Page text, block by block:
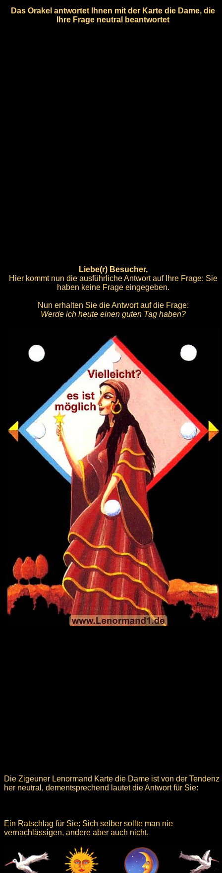
Das Orakel antwortet Ihnen mit der Karte die Dame, die
Ihre Frage neutral beantwortet
Liebe(r) Besucher,
Hier kommt nun die ausführliche Antwort auf Ihre Frage: Sie
haben keine Frage eingegeben.
Nun erhalten Sie die Antwort auf die Frage:
Werde ich heute einen guten Tag haben?
Die Zigeuner Lenormand Karte die Dame ist von der Tendenz
her neutral, dementsprechend lautet die Antwort für Sie:
Ein Ratschlag für Sie: Sich selber sollte man nie
vernachlässigen, andere aber auch nicht.